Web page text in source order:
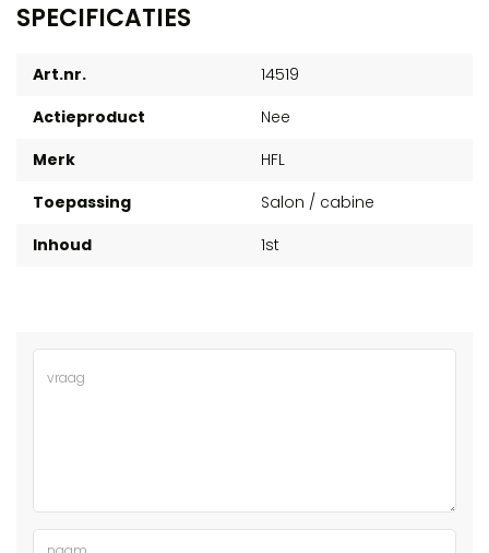
SPECIFICATIES
Art.nr.
14519
Actieproduct
Nee
Merk
HFL
Toepassing
Salon / cabine
Inhoud
1st